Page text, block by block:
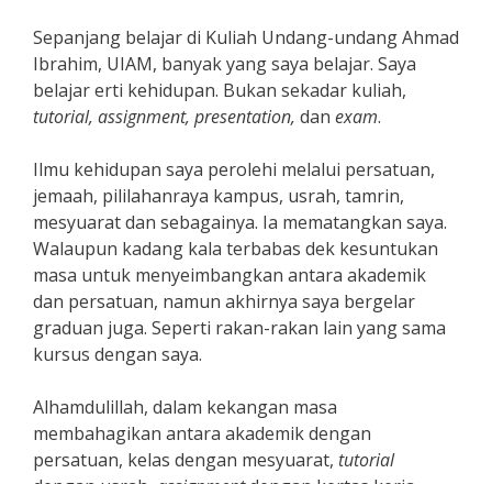
Sepanjang belajar di Kuliah Undang-undang Ahmad
Ibrahim, UIAM, banyak yang saya belajar. Saya
belajar erti kehidupan. Bukan sekadar kuliah,
tutorial, assignment, presentation, dan exam.
Ilmu kehidupan saya perolehi melalui persatuan,
jemaah, pililahanraya kampus, usrah, tamrin,
mesyuarat dan sebagainya. Ia mematangkan saya.
Walaupun kadang kala terbabas dek kesuntukan
masa untuk menyeimbangkan antara akademik
dan persatuan, namun akhirnya saya bergelar
graduan juga. Seperti rakan-rakan lain yang sama
kursus dengan saya.
Alhamdulillah, dalam kekangan masa
membahagikan antara akademik dengan
persatuan, kelas dengan mesyuarat, tutorial